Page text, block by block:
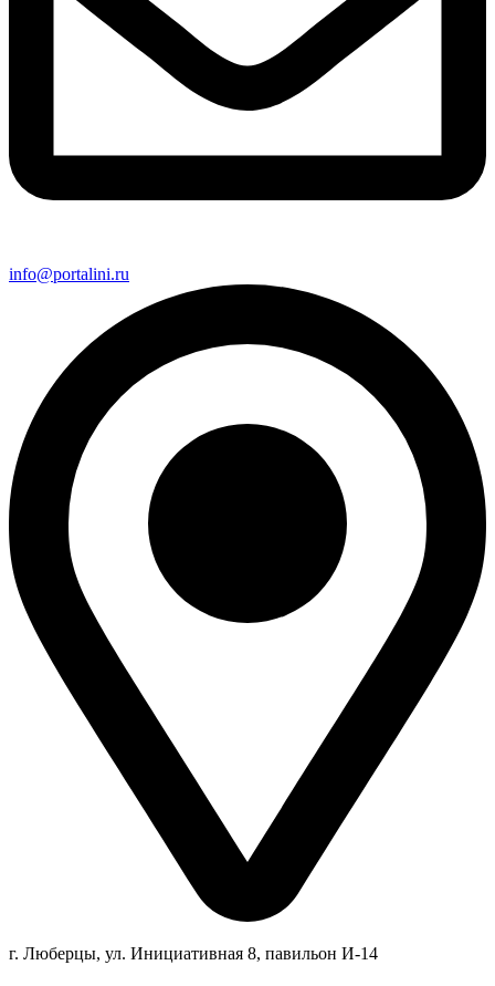
info@portalini.ru
г. Люберцы, ул. Инициативная 8, павильон И-14